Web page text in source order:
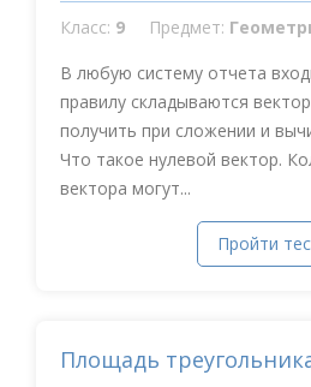
Класс: 9 Предмет:
В любую систему отчета
правилу складываются
получить при сложении и
Что такое нулевой вектор.
вектора могут...
Пройти
Площадь